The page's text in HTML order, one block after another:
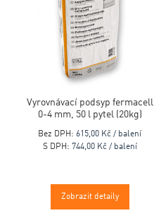
Vyrovnávací podsyp fermacell
0-4 mm, 50 l pytel (20kg)
Bez DPH: 615,00 Kč / balení
S DPH: 744,00 Kč / balení
Zobrazit detaily